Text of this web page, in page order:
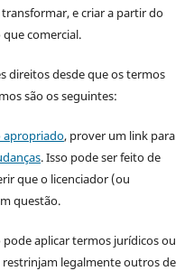
e criar a partir do
comercial.
direitos desde que os termos
são os seguintes:
apropriado, prover um link para
. Isso pode ser feito de
que o licenciador (ou
questão.
pode aplicar termos jurídicos ou
legalmente outros de